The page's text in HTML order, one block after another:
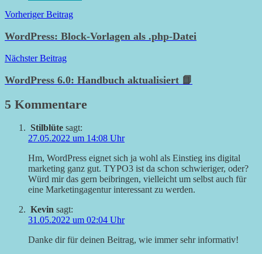
Beitragsnavigation
Vorheriger Beitrag
WordPress: Block-Vorlagen als .php-Datei
Nächster Beitrag
WordPress 6.0: Handbuch aktualisiert 📘
5 Kommentare
Stilblüte sagt:
27.05.2022 um 14:08 Uhr
Hm, WordPress eignet sich ja wohl als Einstieg ins digital
marketing ganz gut. TYPO3 ist da schon schwieriger, oder?
Würd mir das gern beibringen, vielleicht um selbst auch für
eine Marketingagentur interessant zu werden.
Kevin sagt:
31.05.2022 um 02:04 Uhr
Danke dir für deinen Beitrag, wie immer sehr informativ!